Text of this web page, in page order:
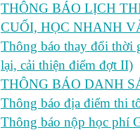
THÔNG BÁO LỊCH
CUỐI, HỌC NHANH
Thông báo thay đổi thời
lại, cải thiện điểm đợt II)
THÔNG BÁO DANH
Thông báo địa điểm thi
Thông báo nộp học phí